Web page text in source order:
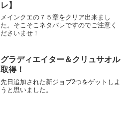
レ】
メインクエの７５章をクリア出来まし
た。そこそこネタバレですのでご注意く
ださいませ！
グラディエイター＆クリュサオル
取得！
先日追加された新ジョブ2つをゲットしよ
うと思いました。